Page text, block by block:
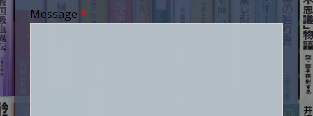
Message *